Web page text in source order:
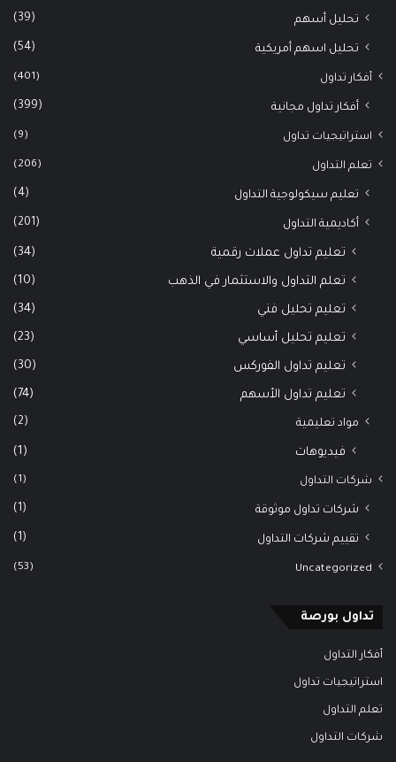
تحليل أسهم (39)
تحليل اسهم أمريكية (54)
أفكار تداول (401)
أفكار تداول مجانية (399)
استراتيجيات تداول (9)
تعلم التداول (206)
تعليم سيكولوجية التداول (4)
أكاديمية التداول (201)
تعليم تداول عملات رقمية (34)
تعلم التداول والاستثمار في الذهب (10)
تعليم تحليل فني (34)
تعليم تحليل أساسي (23)
تعليم تداول الفوركس (30)
تعليم تداول الأسهم (74)
مواد تعليمية (2)
فيديوهات (1)
شركات التداول (1)
شركات تداول موثوقة (1)
تقييم شركات التداول (1)
Uncategorized
(53)
تداول بورصة
أفكار التداول
استراتيجيات تداول
تعلم التداول
شركات التداول